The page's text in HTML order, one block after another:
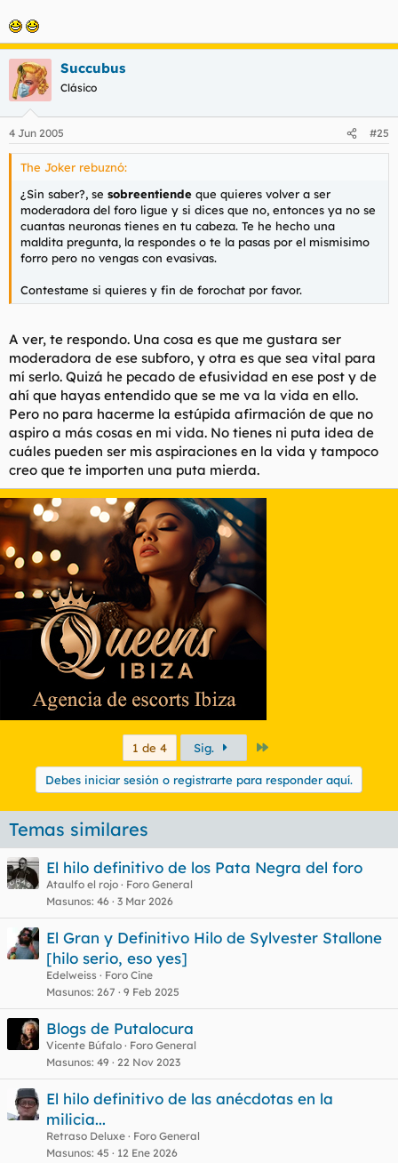
Succubus
Clásico
4 Jun 2005 #25
The Joker rebuznó:
¿Sin saber?, se sobreentiende que quieres volver a ser
moderadora del foro ligue y si dices que no, entonces ya no se
cuantas neuronas tienes en tu cabeza. Te he hecho una
maldita pregunta, la respondes o te la pasas por el mismisimo
forro pero no vengas con evasivas.
Contestame si quieres y fin de forochat por favor.
A ver, te respondo. Una cosa es que me gustara ser
moderadora de ese subforo, y otra es que sea vital para
mí serlo. Quizá he pecado de efusividad en ese post y de
ahí que hayas entendido que se me va la vida en ello.
Pero no para hacerme la estúpida afirmación de que no
aspiro a más cosas en mi vida. No tienes ni puta idea de
cuáles pueden ser mis aspiraciones en la vida y tampoco
creo que te importen una puta mierda.
1 de 4 Sig.
Debes iniciar sesión o registrarte para responder aquí.
Temas similares
El hilo definitivo de los Pata Negra del foro
Ataulfo el rojo
Foro General
Masunos 46 3 Mar 2026
El Gran y Definitivo Hilo de Sylvester Stallone
[hilo serio, eso yes]
Edelweiss
Foro Cine
Masunos 267 9 Feb 2025
Blogs de Putalocura
Vicente Búfalo
Foro General
Masunos 49 22 Nov 2023
El hilo definitivo de las anécdotas en la
milicia...
Retraso Deluxe
Foro General
Masunos 45 12 Ene 2026